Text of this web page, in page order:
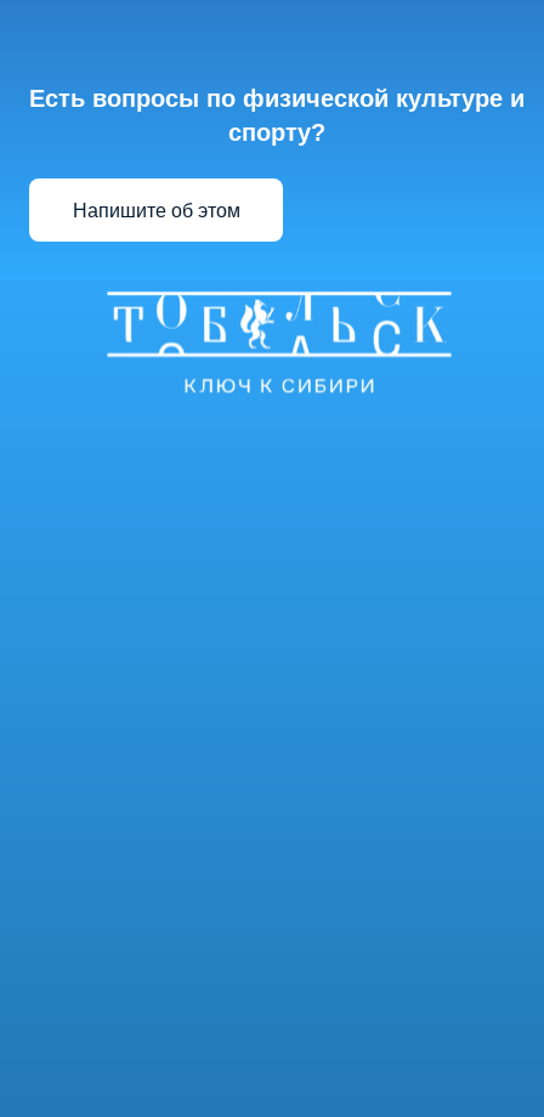
Есть вопросы по физической культуре и
спорту?
Напишите об этом